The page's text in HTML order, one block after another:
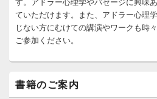
ジ
ト
ていただけます。また、アドラー心理
じない方にむけての講演やワークも時
ご参加ください。
書籍のご案内